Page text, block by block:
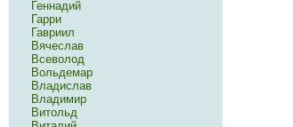
Геннадий
Гарри
Гавриил
Вячеслав
Всеволод
Вольдемар
Владислав
Владимир
Витольд